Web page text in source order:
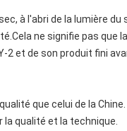
à l'abri de la lumière
ne signifie pas que
2 et de son produit fini
que celui de la Chine.
la qualité et la technique.